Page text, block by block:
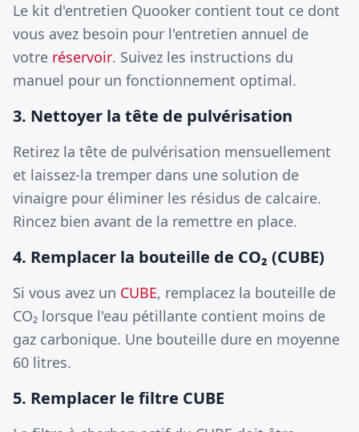
Le kit d'entretien Quooker contient tout ce dont
vous avez besoin pour l'entretien annuel de
votre réservoir. Suivez les instructions du
manuel pour un fonctionnement optimal.
3. Nettoyer la tête de pulvérisation
Retirez la tête de pulvérisation mensuellement
et laissez-la tremper dans une solution de
vinaigre pour éliminer les résidus de calcaire.
Rincez bien avant de la remettre en place.
4. Remplacer la bouteille de CO₂ (CUBE)
Si vous avez un CUBE, remplacez la bouteille de
CO₂ lorsque l'eau pétillante contient moins de
gaz carbonique. Une bouteille dure en moyenne
60 litres.
5. Remplacer le filtre CUBE